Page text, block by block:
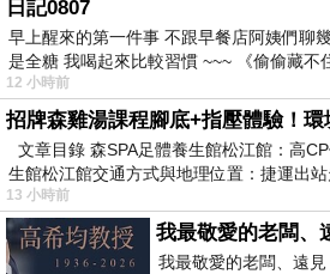
日記0807
早上醒來的第一件事 不跟早餐店阿姨們聊
是全糖 我喝起來比較習慣 ~~~ 《偷偷藏不
12 小時前
文章目錄 森SPA足體養生館松江館：高
生館松江館交通方式與地理位置：捷運出站
13 小時前
我最敬愛的老闆、遠